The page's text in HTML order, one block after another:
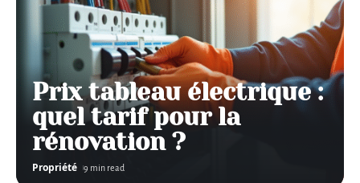
Prix tableau électrique :
quel tarif pour la
rénovation ?
Propriété 9 min read